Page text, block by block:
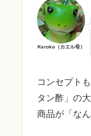
Keroko（カエル母）
コンセプト
タン酢」の
商品が「な